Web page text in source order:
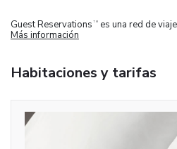
Guest Reservations TM
es una red de
Más información
Habitaciones y tarifas